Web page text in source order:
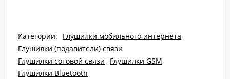
Категории:
Глушилки мобильного интернета
Глушилки (подавители) связи
Глушилки сотовой связи
Глушилки GSM
Глушилки Bluetooth